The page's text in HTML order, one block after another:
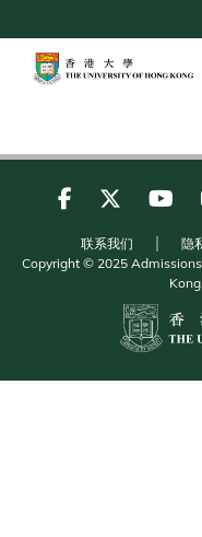
to
content
联系我们 隐
Copyright © 2025